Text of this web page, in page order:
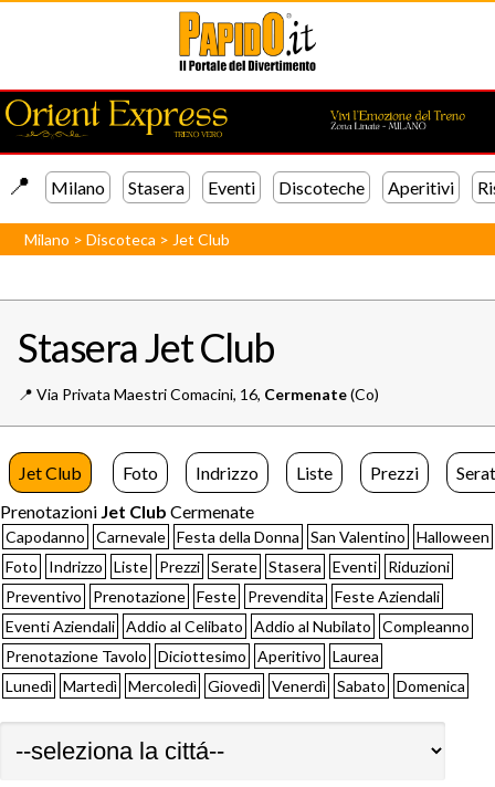
📍️ Milano Stasera Eventi Discoteche Aperitivi
Milano >Discoteca > Jet Club
Stasera Jet Club
📍️ Via Privata Maestri Comacini, 16, Cermenate(Co)
Jet Club Foto Indrizzo Liste Prezzi
Prenotazioni Jet Club Cermenate
Capodanno Carnevale Festa della Donna San Valentino
Halloween
Foto
Indrizzo Liste Prezzi Serate Stasera Eventi
Riduzioni
Preventivo
Prenotazione Feste Prevendita
Feste Aziendali
Eventi Aziendali Addio al Celibato Addio al Nubilato
Compleanno
Prenotazione Tavolo
Diciottesimo Aperitivo
Laurea
Lunedì Martedì Mercoledì Giovedì Venerdì Sabato Domenica